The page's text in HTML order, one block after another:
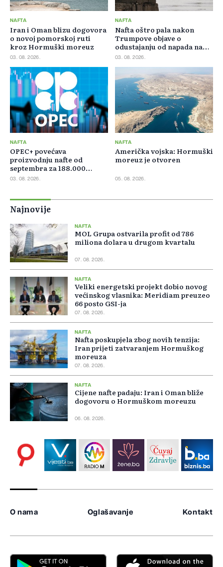
NAFTA
Iran i Oman blizu dogovora
o novoj pomorskoj ruti
kroz Hormuški moreuz
03. 08. 2026.
NAFTA
Nafta oštro pala nakon
Trumpove objave o
odustajanju od napada na
Iran
03. 08. 2026.
NAFTA
OPEC+ povećava
proizvodnju nafte od
septembra za 188.000
barela dnevno
03. 08. 2026.
NAFTA
Američka vojska: Hormuški
moreuz je otvoren
05. 08. 2026.
Najnovije
NAFTA
MOL Grupa ostvarila profit od 786
miliona dolara u drugom kvartalu
07. 08. 2026.
NAFTA
Veliki energetski projekt dobio novog
većinskog vlasnika: Meridiam preuzeo
66 posto GSI-ja
07. 08. 2026.
NAFTA
Nafta poskupjela zbog novih tenzija:
Iran prijeti zatvaranjem Hormuškog
moreuza
07. 08. 2026.
NAFTA
Cijene nafte padaju: Iran i Oman bliže
dogovoru o Hormuškom moreuzu
06. 08. 2026.
O nama Oglašavanje Kontakt